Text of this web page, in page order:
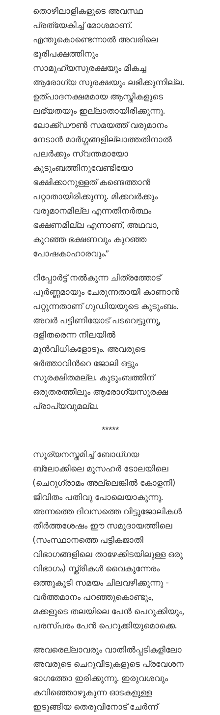
തൊഴിലാളികളുടെ അവസ്ഥ
പ്രത്യേകിച്ച് മോശമാണ്.
എന്തുകൊണ്ടെന്നാല്‍ അവരിലെ
ഭൂരിപക്ഷത്തിനും
സാമൂഹ്യസുരക്ഷയും മികച്ച
ആരോഗ്യ സുരക്ഷയും ലഭിക്കുന്നില്ല.
ഉത്പാദനക്ഷമമായ ആസ്തികളുടെ
ലഭ്യതയും ഇല്ലാതായിരിക്കുന്നു.
ലോക്ക്ഡൗണ്‍ സമയത്ത് വരുമാനം
നേടാന്‍ മാര്‍ഗ്ഗങ്ങളില്ലാത്തതിനാല്‍
പലര്‍ക്കും സ്വന്തമായോ
കുടുംബത്തിനുവേണ്ടിയോ
ഭക്ഷിക്കാനുള്ളത് കണ്ടെത്താന്‍
പറ്റാതായിരിക്കുന്നു. മിക്കവര്‍ക്കും
വരുമാനമില്ല എന്നതിനര്‍ത്ഥം
ഭക്ഷണമില്ല എന്നാണ്, അഥവാ,
കുറഞ്ഞ ഭക്ഷണവും കുറഞ്ഞ
പോഷകാഹാരവും.”
റിപ്പോര്‍ട്ട് നല്‍കുന്ന ചിത്രത്തോട്
പൂര്‍ണ്ണമായും ചേരുന്നതായി കാണാന്‍
പറ്റുന്നതാണ് ഗുഡിയയുടെ കുടുംബം.
അവര്‍ പട്ടിണിയോട് പടവെട്ടുന്നു,
ദളിതരെന്ന നിലയില്‍
മുന്‍വിധികളോടും. അവരുടെ
ഭര്‍ത്താവിന്‍റെ ജോലി ഒട്ടും
സുരക്ഷിതമല്ല. കുടുംബത്തിന്
ഒരുതരത്തിലും ആരോഗ്യസുരക്ഷ
പ്രാപ്യവുമല്ല.
*****
സൂര്യനസ്തമിച്ച് ബോധ്ഗയ
ബ്ലോക്കിലെ മുസഹര്‍ ടോലയിലെ
(ചെറുഗ്രാമം അല്ലെങ്കില്‍ കോളനി)
ജീവിതം പതിവു പോലെയാകുന്നു.
അന്നത്തെ ദിവസത്തെ വീട്ടുജോലികള്‍
തീര്‍ത്തശേഷം ഈ സമുദായത്തിലെ
(സംസ്ഥാനത്തെ പട്ടികജാതി
വിഭാഗങ്ങളിലെ താഴേക്കിടയിലുള്ള ഒരു
വിഭാഗം) സ്ത്രീകള്‍ വൈകുന്നേരം
ഒത്തുകൂടി സമയം ചിലവഴിക്കുന്നു -
വര്‍ത്തമാനം പറഞ്ഞുകൊണ്ടും,
മക്കളുടെ തലയിലെ പേന്‍ പെറുക്കിയും,
പരസ്പരം പേന്‍ പെറുക്കിയുമൊക്കെ.
അവരെല്ലാവരും വാതില്‍പ്പടികളിലോ
അവരുടെ ചെറുവീടുകളുടെ പ്രവേശന
ഭാഗത്തോ ഇരിക്കുന്നു. ഇരുവശവും
കവിഞ്ഞൊഴുകുന്ന ഓടകളുള്ള
ഇടുങ്ങിയ തെരുവിനോട് ചേര്‍ന്ന്